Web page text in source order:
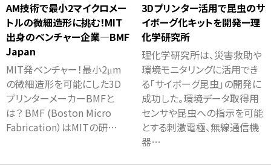
AM技術で最小2マイクロメー
トルの微細造形に挑む！MIT
出身のベンチャー企業―BMF
Japan
MIT発ベンチャー！最小2μm
の微細造形を可能にした3D
プリンターメーカーBMFと
は？ BMF (Boston Micro
Fabrication）はMITの研…
3Dプリンター活用で昆虫のサ
イボーグ化キットを開発ー理
化学研究所
理化学研究所は、災害救助や
環境モニタリングに活用でき
る「サイボーグ昆虫」の開発に
成功した。環境データ取得用
センサや昆虫への指示を可能
とする刺激電極、無線通信機
器…